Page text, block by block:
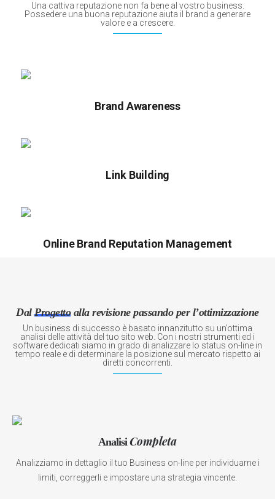
Una cattiva reputazione non fa bene al vostro business.
Possedere una buona reputazione aiuta il brand a generare
valore e a crescere.
effettivamente conosciuti e riconosciuti.
Brand Awareness
sostiene i propri clienti.
Link Building
e quindi di fidelizzarsi al tuo brand.
Online Brand Reputation Management
DalProgettoalla revisione passando per l’ottimizzazione
Un business di successo è basato innanzitutto su un’ottima
analisi delle attività del tuo sito web. Con i nostri strumenti ed i
software dedicati siamo in grado di analizzare lo status on-line in
tempo reale e di determinare la posizione sul mercato rispetto ai
diretti concorrenti.
AnalisiCompleta
Analizziamo in dettaglio il tuo Business on-line per individuarne i
limiti, correggerli e impostare una strategia vincente.